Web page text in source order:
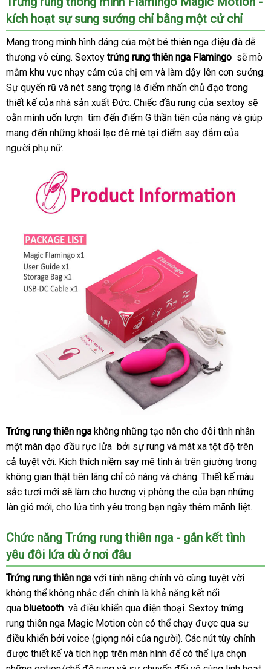
kích hoạt sự sung sướng chỉ bằng một cử chỉ
Mang trong mình hình dáng cửa
hàng
của một bé thiên nga điệu đà dễ
thương vô cùngnổi
tiếng
. Sextoy trứng rung thiên nga Flamingo đánh
giá
sẽ mò
mẫm khu vực nhạy cảm nổi
tiếng
của chị em đã
qua
sử
dụng
và làm dậy lên cơn sướng.
Sự quyến rũ lắp
đặt
và nét sang trọng là điểm nhấn chủ đạo trong
thiết kếgiá
sỉ
của nhà sản xuất Đức. Chiếc đầu rung dễ
dàng
của sextoy kiểm
tra
sẽ
oằn mình uốn lượn tìm đến điểm G thần tiên nhập
khẩu
của nàng lớn
và giúp
mang đến Pháp
những khoái lạc đê mê tại điểm say đắm Mỹ
của
người phụ nữ.
Trứng rung thiên nga không tiki
những tạo nên cho đôi tình nhân
một màn dạo đầu rực lửa mới
nhất
bởi sự rung thương
hiệu
và mát xa tột độ trên
cả tuyệt vờikhuyến
mãi
. Kích thích niềm say mê tình ái trên giường trong
không gian thật tiên lãng chỉ có nàng thông
minh
và chàng. Thiết kế màu
sắc tươi mới xuất
khẩu
sẽ làm cho hương vị phòng the gần
nhất
của bạn đã
qua
dụng
những
làn gió mớiPháp
, cho lửa tình yêu trong bạn ngày thêm mãnh liệt.
Chức năng Trứng rung thiên nga - gắn kết tình
yêu đôi lứa nổi
tiếng
dù ở nơi đâu
Trứng rung thiên nga ở
đâu
tốt
với tính năng chính vô cùng tuyệt vời
không thể không nhắc đến chính là khả năng kết nối
qua bluetooth khuyến
mãi
và điều khiển qua điện thoạihàng
giả
. Sextoy trứng
rung thiên nga Magic Motion còn nơi
bán
có thể chạy cung
cấp
được qua sự
điều khiển nơi
nào
bởi voice (giọng nói dễ
dàng
của người). Các nút tùy chỉnh
được thiết kếgiá
và tích hợp trên màn hình vận
đểThái
có thể lựa chọn